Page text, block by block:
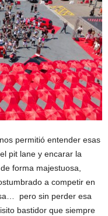
permitió entender esas
pit lane y encarar la
forma majestuosa,
a competir en
pero sin perder esa
bastidor que siempre